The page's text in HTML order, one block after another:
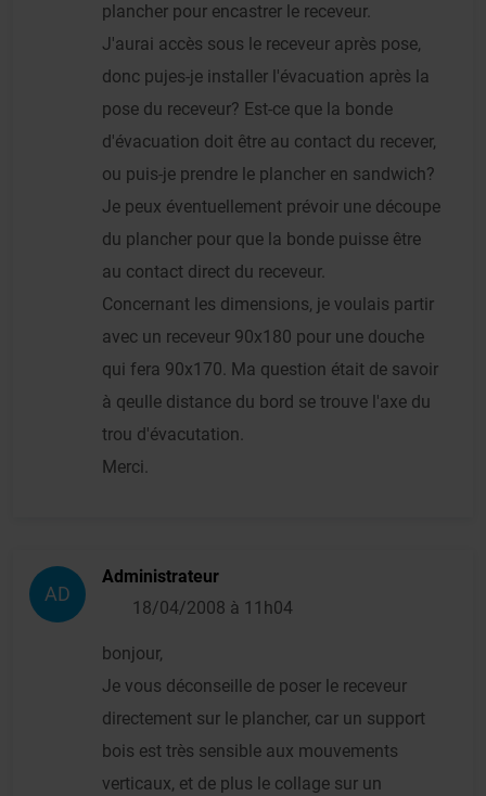
plancher pour encastrer le receveur.
J'aurai accès sous le receveur après pose,
donc pujes-je installer l'évacuation après la
pose du receveur? Est-ce que la bonde
d'évacuation doit être au contact du recever,
ou puis-je prendre le plancher en sandwich?
Je peux éventuellement prévoir une découpe
du plancher pour que la bonde puisse être
au contact direct du receveur.
Concernant les dimensions, je voulais partir
avec un receveur 90x180 pour une douche
qui fera 90x170. Ma question était de savoir
à qeulle distance du bord se trouve l'axe du
trou d'évacutation.
Merci.
AD
Administrateur
18/04/2008 à 11h04
bonjour,
Je vous déconseille de poser le receveur
directement sur le plancher, car un support
bois est très sensible aux mouvements
verticaux, et de plus le collage sur un